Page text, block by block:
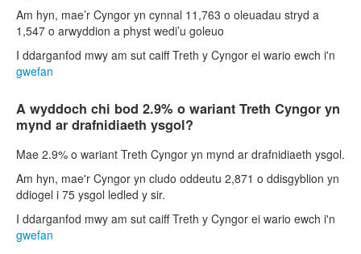
Am hyn, mae’r Cyngor yn cynnal 11,763 o oleuadau stryd a
1,547 o arwyddion a physt wedi’u goleuo
I ddarganfod mwy am sut caiff Treth y Cyngor ei wario ewch i'n
gwefan
A wyddoch chi bod 2.9% o wariant Treth Cyngor yn
mynd ar drafnidiaeth ysgol?
Mae 2.9% o wariant Treth Cyngor yn mynd ar drafnidiaeth ysgol.
Am hyn, mae'r Cyngor yn cludo oddeutu 2,871 o ddisgyblion yn
ddiogel i 75 ysgol ledled y sir.
I ddarganfod mwy am sut caiff Treth y Cyngor ei wario ewch i'n
gwefan